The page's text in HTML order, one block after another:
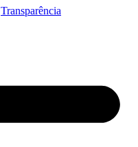
Transparência